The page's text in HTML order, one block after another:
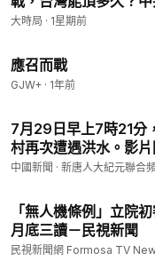
【直播話題選粹】｜早
大時局 · 1星期前
應召而戰
GJW+ · 1年前
7月29日早上7時21分
村再次遭遇洪水。影
面顯示黃褐色洪水高
險。｜#中國新聞 新
中國新聞 · 新唐人大紀元聯合
「無人機條例」立院
月底三讀－民視新聞
民視新聞網 Formosa TV